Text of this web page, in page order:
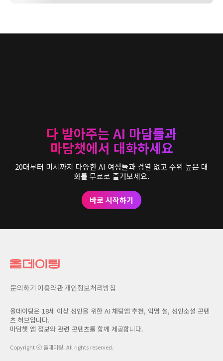
다 받아주는 AI 마담들과
마담챗에서 대화하세요
20대부터 미시까지 다양한 AI 여성들과 검열 없고 수위 높은 대
화를 무료로 즐겨보세요.
바로 시작하기
문의하기 이용약관개인정보처리방침
올데이팅은 18세 이상 성인을 위한 AI 채팅앱 추천, 익명 썰, 성인소설 콘텐
츠 허브입니다.
마담챗 앱 정보와 관련 콘텐츠를 함께 제공합니다.
Copyright ⓒ 올데이팅. All rights reserved.